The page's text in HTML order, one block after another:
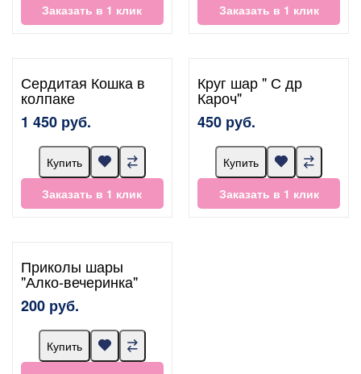
Заказать в 1 клик
Заказать в 1 клик
Сердитая Кошка в
колпаке
1 450 руб.
Купить
Заказать в 1 клик
Круг шар " С др
Кароч"
450 руб.
Купить
Заказать в 1 клик
Приколы шары
"Алко-вечеринка"
200 руб.
Купить